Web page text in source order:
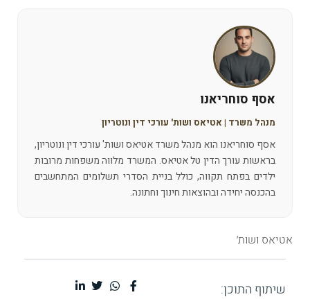
אסף סוחריאנו
מנהל משרד | אטיאס ושות' עורכי דין ונוטריון
אסף סוחריאנו הוא מנהל משרד אטיאס ושות' עורכי דין ונוטריון,
בראשות עורך הדין טל אטיאס. המשרד מלווה משפחות מרובות
ילדים בפתח תקווה, כולל בניית הסדרי תשלומים המתחשבים
בהכנסה יחידה ובהוצאות חינוך וחתונה.
אטיאס ושות׳
שיתוף התוכן: